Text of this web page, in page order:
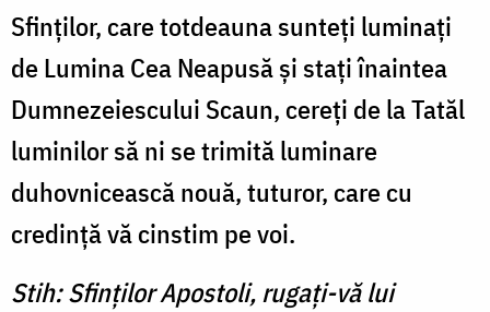
Sfinţilor, care totdeauna sunteţi luminaţi
de Lumina Cea Neapusă şi staţi înaintea
Dumnezeiescului Scaun, cereţi de la Tatăl
luminilor să ni se trimită luminare
duhovnicească nouă, tuturor, care cu
credinţă vă cinstim pe voi.
Stih: Sfinţilor Apostoli, rugaţi-vă lui